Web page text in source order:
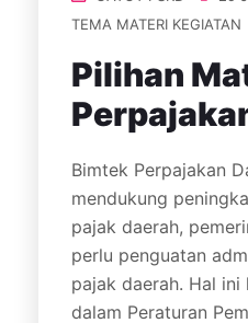
TEMA MATERI KEGIATAN
Pilihan
Bimtek Perpajakan
mendukung
pajak daerah,
perlu penguatan
pajak daerah. Hal ini
dalam Peraturan